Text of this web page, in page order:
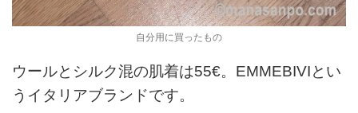
自分用に買ったもの
ウールとシルク混の肌着は55€。EMMEBIVIとい
うイタリアブランドです。